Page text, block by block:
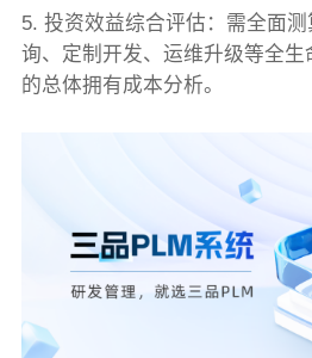
5. 投资效益综合评估：需全面
询、定制开发、运维升级等全
的总体拥有成本分析。